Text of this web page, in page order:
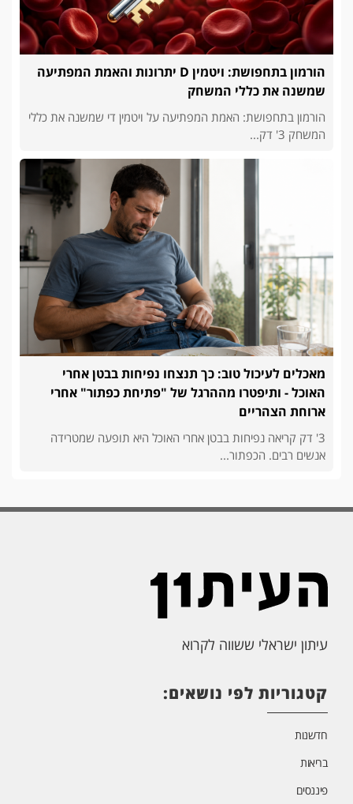
הורמון בתחפושת: ויטמין D יתרונות והאמת המפתיעה
שמשנה את כללי המשחק
הורמון בתחפושת: האמת המפתיעה על ויטמין די שמשנה את כללי
המשחק 3' דק...
מאכלים לעיכול טוב: כך תנצחו נפיחות בבטן אחרי
האוכל - ותיפטרו מההרגל של "פתיחת כפתור" אחרי
ארוחת הצהריים
3' דק קריאה נפיחות בבטן אחרי האוכל היא תופעה שמטרידה
אנשים רבים. הכפתור...
עיתון ישראלי ששווה לקרוא
קטגוריות לפי נושאים:
חדשנות
בריאות
פיננסים